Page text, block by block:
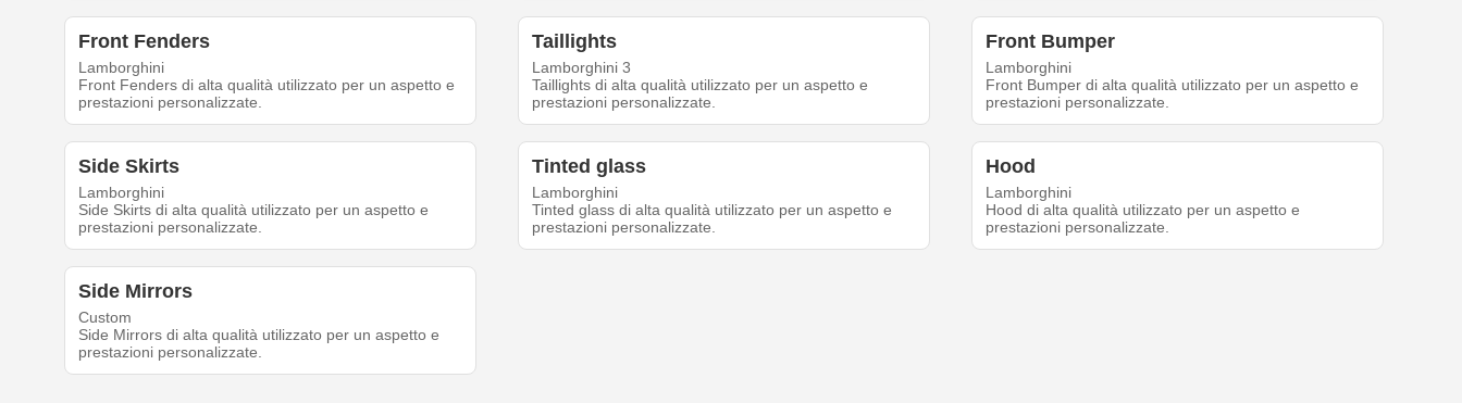
Front Fenders
Lamborghini
Front Fenders di alta qualità utilizzato per un aspetto e
prestazioni personalizzate.
Taillights
Lamborghini 3
Taillights di alta qualità utilizzato per un aspetto e
prestazioni personalizzate.
Front Bumper
Lamborghini
Front Bumper di alta qualità utilizzato per un aspetto e
prestazioni personalizzate.
Side Skirts
Lamborghini
Side Skirts di alta qualità utilizzato per un aspetto e
prestazioni personalizzate.
Tinted glass
Lamborghini
Tinted glass di alta qualità utilizzato per un aspetto e
prestazioni personalizzate.
Hood
Lamborghini
Hood di alta qualità utilizzato per un aspetto e
prestazioni personalizzate.
Side Mirrors
Custom
Side Mirrors di alta qualità utilizzato per un aspetto e
prestazioni personalizzate.